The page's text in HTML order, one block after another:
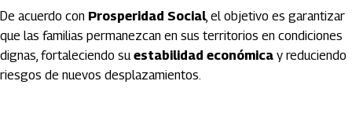
De acuerdo con Prosperidad Social, el objetivo es garantizar
que las familias permanezcan en sus territorios en condiciones
dignas, fortaleciendo suestabilidad económica y reduciendo
riesgos de nuevos desplazamientos.